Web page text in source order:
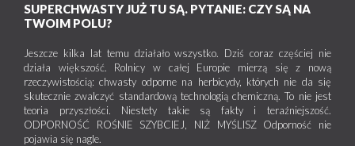
SUPERCHWASTY JUŻ TU SĄ. PYTANIE: CZY SĄ NA
TWOIM POLU?
Jeszcze kilka lat temu działało wszystko. Dziś coraz częściej nie
działa większość. Rolnicy w całej Europie mierzą się z nową
rzeczywistością: chwasty odporne na herbicydy, których nie da się
skutecznie zwalczyć standardową technologią chemiczną. To nie jest
teoria przyszłości. Niestety takie są fakty i teraźniejszość.
ODPORNOŚĆ ROŚNIE SZYBCIEJ, NIŻ MYŚLISZ Odporność nie
pojawia się nagle.